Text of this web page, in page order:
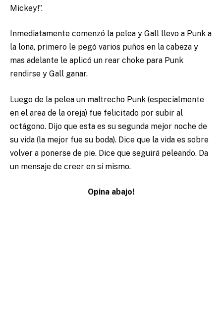
Mickey!”.
Inmediatamente comenzó la pelea y Gall llevo a Punk a
la lona, primero le pegó varios puños en la cabeza y
mas adelante le aplicó un rear choke para Punk
rendirse y Gall ganar.
Luego de la pelea un maltrecho Punk (especialmente
en el area de la oreja) fue felicitado por subir al
octágono. Dijo que esta es su segunda mejor noche de
su vida (la mejor fue su boda). Dice que la vida es sobre
volver a ponerse de pie. Dice que seguirá peleando. Da
un mensaje de creer en sí mismo.
Opina abajo!